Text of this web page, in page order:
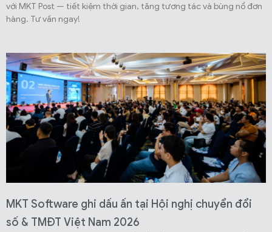
với MKT Post — tiết kiệm thời gian, tăng tương tác và bùng nổ đơn
hàng. Tư vấn ngay!
MKT Software ghi dấu ấn tại Hội nghị chuyển đổi
số & TMĐT Việt Nam 2026